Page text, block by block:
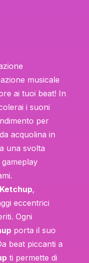
musicale
ai tuoi beat! In
i suoni
per
acquolina in
una svolta
,
eccentrici
Ogni
porta il suo
beat piccanti a
ti permette di